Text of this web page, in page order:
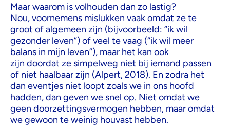
Maar waarom is volhouden dan zo lastig?
Nou, voornemens mislukken vaak omdat ze te
groot of algemeen zijn (bijvoorbeeld: “ik wil
gezonder leven”) of veel te vaag (“ik wil meer
balans in mijn leven”), maar het kan ook
zijn doordat ze simpelweg niet bij iemand passen
of niet haalbaar zijn (Alpert, 2018). En zodra het
dan eventjes niet loopt zoals we in ons hoofd
hadden, dan geven we snel op. Niet omdat we
geen doorzettingsvermogen hebben, maar omdat
we gewoon te weinig houvast hebben.